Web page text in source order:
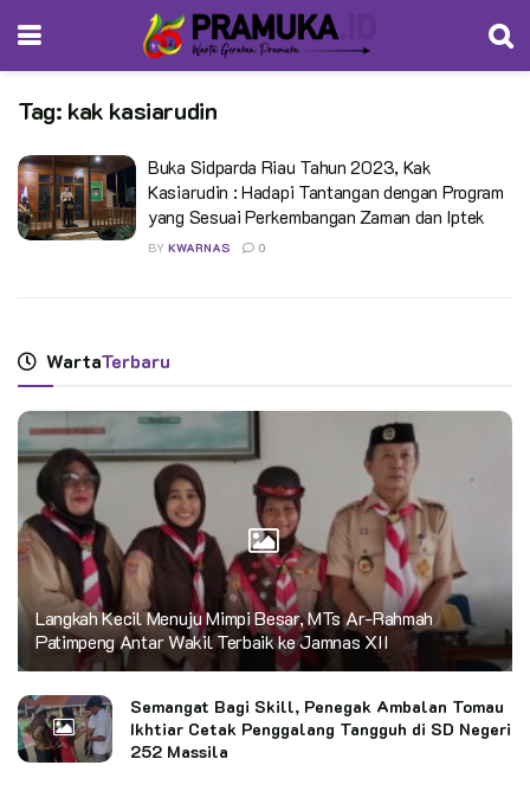
Tag: kak kasiarudin
Buka Sidparda Riau Tahun 2023, Kak
Kasiarudin : Hadapi Tantangan dengan Program
yang Sesuai Perkembangan Zaman dan Iptek
BY KWARNAS 0
WartaTerbaru
Langkah Kecil Menuju Mimpi Besar, MTs Ar-Rahmah
Patimpeng Antar Wakil Terbaik ke Jamnas XII
Semangat Bagi Skill, Penegak Ambalan Tomau
Ikhtiar Cetak Penggalang Tangguh di SD Negeri
252 Massila